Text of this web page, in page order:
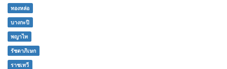
ทองหล่อ
บางกะปิ
พญาไท
รัชดาภิเษก
ราชเทวี